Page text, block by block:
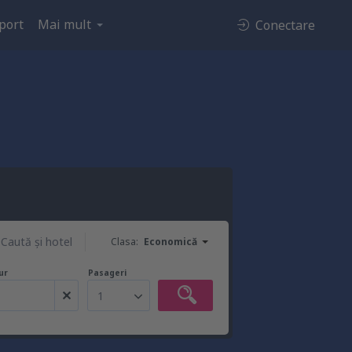
Mai mult Conectare
Clasa: Economică
Caută şi hotel
Pasageri
1